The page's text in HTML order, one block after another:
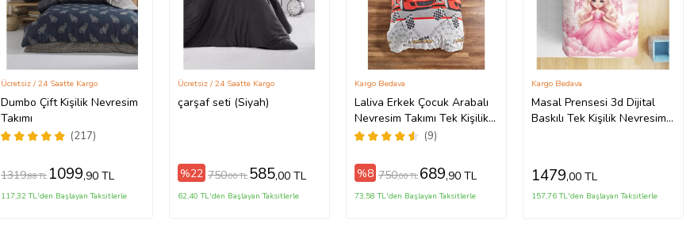
Dumbo Çift Kişilik Nevresim
Takımı
(217)
Ücretsiz / 24 Saatte Kargo
1319,88 TL 1099,90 TL
117,32 TL'den Başlayan Taksitlerle
çarşaf seti (Siyah)
Ücretsiz / 24 Saatte Kargo
%22 750,00 TL 585,00 TL
62,40 TL'den Başlayan Taksitlerle
Laliva Erkek Çocuk Arabalı
Nevresim Takımı Tek Kişilik
Ranforce Nevresim Takımı
(9)
Kargo Bedava
%8 750,00 TL 689,90 TL
73,58 TL'den Başlayan Taksitlerle
Masal Prensesi 3d Dijital
Baskılı Tek Kişilik Nevresim
Kargo Bedava
1479,00 TL
157,76 TL'den Başlayan Taksitlerle